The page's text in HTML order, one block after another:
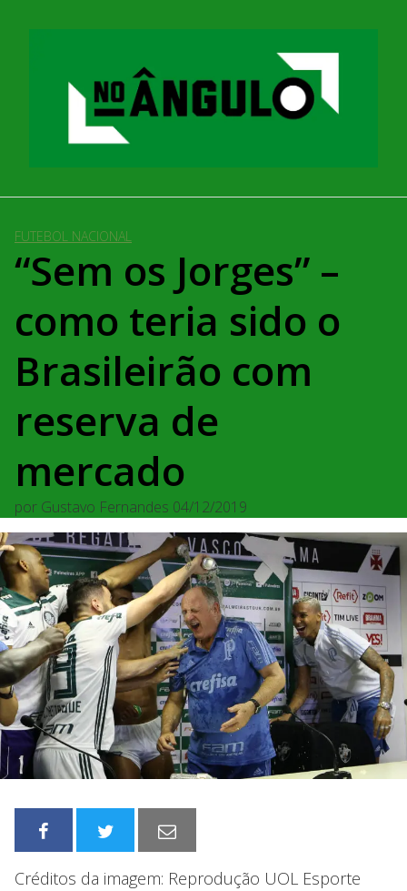
FUTEBOL NACIONAL
“Sem os Jorges” –
como teria sido o
Brasileirão com
reserva de
mercado
por Gustavo Fernandes 04/12/2019
Créditos da imagem: Reprodução UOL Esporte